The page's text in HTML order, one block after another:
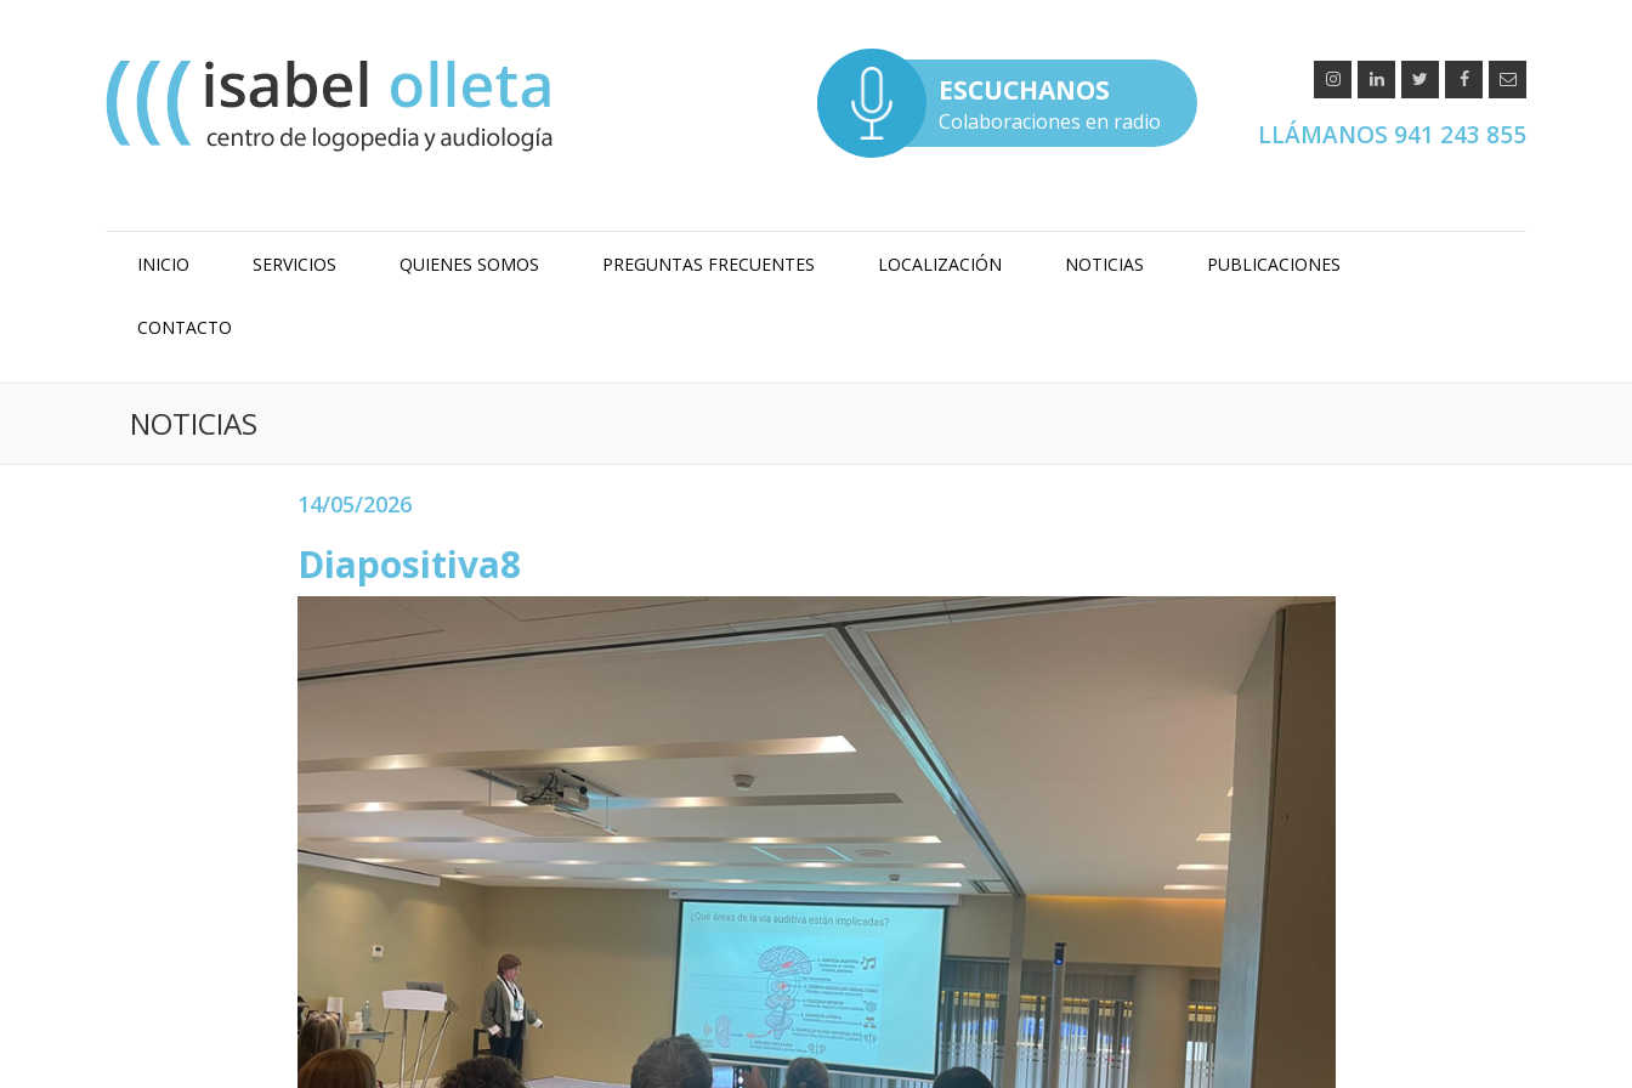
LLÁMANOS 941 243 855
ESCUCHANOS
Colaboraciones en radio
INICIO SERVICIOS QUIENES SOMOS PREGUNTAS FRECUENTES LOCALIZACIÓN NOTICIAS PUBLICACIONES
CONTACTO
NOTICIAS
14/05/2026
Diapositiva8